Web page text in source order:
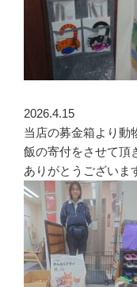
2026.4.15
当店の募金箱より動
飯の寄付をさせて頂
ありがとうございま